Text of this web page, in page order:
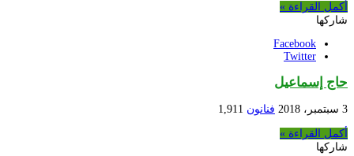
أكمل القراءة »
شاركها
Facebook
Twitter
حاج إسماعيل
3 سبتمبر، 2018 فنانون 1,911
أكمل القراءة »
شاركها